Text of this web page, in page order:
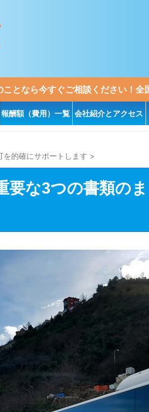
となら今すぐご相談ください！全
報酬額（費用）一覧 会社紹介とアクセス
的確にサポートします >
要な3つの書類の